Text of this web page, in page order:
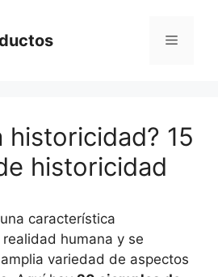
Menú
historicidad? 15
historicidad
característica
humana y se
variedad de aspectos